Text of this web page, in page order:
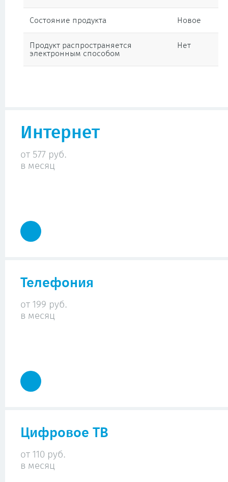
Состояние продукта Новое
Продукт распространяется
электронным способом
Нет
Интернет
от 577 руб.
в месяц
Телефония
от 199 руб.
в месяц
Цифровое ТВ
от 110 руб.
в месяц